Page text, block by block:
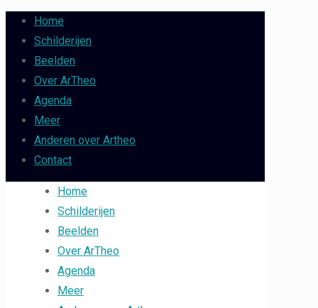
Home
Schilderijen
Beelden
Over ArTheo
Agenda
Meer
Anderen over Artheo
Contact
Home
Schilderijen
Beelden
Over ArTheo
Agenda
Meer